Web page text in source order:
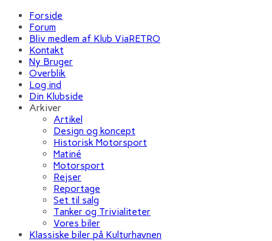
Forside
Forum
Bliv medlem af Klub ViaRETRO
Kontakt
Ny Bruger
Overblik
Log ind
Din Klubside
Arkiver
Artikel
Design og koncept
Historisk Motorsport
Matiné
Motorsport
Rejser
Reportage
Set til salg
Tanker og Trivialiteter
Vores biler
Klassiske biler på Kulturhavnen